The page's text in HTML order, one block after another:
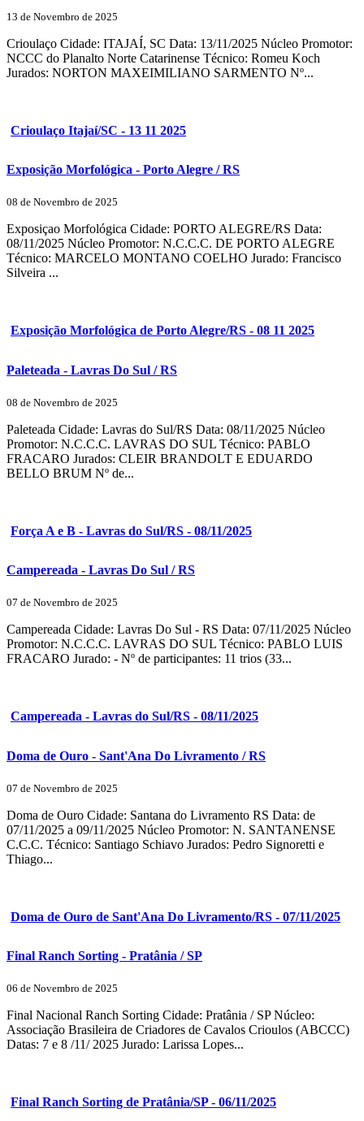
13 de Novembro de 2025
Crioulaço Cidade: ITAJAÍ, SC Data: 13/11/2025 Núcleo Promotor:
NCCC do Planalto Norte Catarinense Técnico: Romeu Koch
Jurados: NORTON MAXEIMILIANO SARMENTO Nº...
Crioulaço Itajaí/SC - 13 11 2025
Exposição Morfológica - Porto Alegre / RS
08 de Novembro de 2025
Exposiçao Morfológica Cidade: PORTO ALEGRE/RS Data:
08/11/2025 Núcleo Promotor: N.C.C.C. DE PORTO ALEGRE
Técnico: MARCELO MONTANO COELHO Jurado: Francisco
Silveira ...
Exposição Morfológica de Porto Alegre/RS - 08 11 2025
Paleteada - Lavras Do Sul / RS
08 de Novembro de 2025
Paleteada Cidade: Lavras do Sul/RS Data: 08/11/2025 Núcleo
Promotor: N.C.C.C. LAVRAS DO SUL Técnico: PABLO
FRACARO Jurados: CLEIR BRANDOLT E EDUARDO
BELLO BRUM Nº de...
Força A e B - Lavras do Sul/RS - 08/11/2025
Campereada - Lavras Do Sul / RS
07 de Novembro de 2025
Campereada Cidade: Lavras Do Sul - RS Data: 07/11/2025 Núcleo
Promotor: N.C.C.C. LAVRAS DO SUL Técnico: PABLO LUIS
FRACARO Jurado: - Nº de participantes: 11 trios (33...
Campereada - Lavras do Sul/RS - 08/11/2025
Doma de Ouro - Sant'Ana Do Livramento / RS
07 de Novembro de 2025
Doma de Ouro Cidade: Santana do Livramento RS Data: de
07/11/2025 a 09/11/2025 Núcleo Promotor: N. SANTANENSE
C.C.C. Técnico: Santiago Schiavo Jurados: Pedro Signoretti e
Thiago...
Doma de Ouro de Sant'Ana Do Livramento/RS - 07/11/2025
Final Ranch Sorting - Pratânia / SP
06 de Novembro de 2025
Final Nacional Ranch Sorting Cidade: Pratânia / SP Núcleo:
Associação Brasileira de Criadores de Cavalos Crioulos (ABCCC)
Datas: 7 e 8 /11/ 2025 Jurado: Larissa Lopes...
Final Ranch Sorting de Pratânia/SP - 06/11/2025